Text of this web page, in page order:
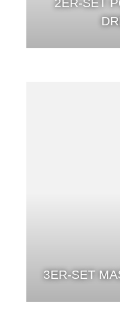
3ER-SET